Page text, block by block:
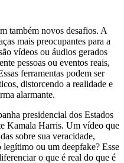
também novos desafios. A
mais preocupantes para a
vídeos ou áudios gerados
pessoas ou eventos reais,
ferramentas podem ser
distorcendo a realidade e
alarmante.
presidencial dos Estados
Kamala Harris. Um vídeo que
sobre sua veracidade,
ou um deepfake? Esse
o que é real do que é